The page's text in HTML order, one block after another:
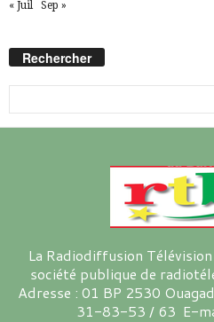
« Juil Sep »
Rechercher
La Radiodiffusion
société publique de
Adresse : 01 BP 2530
31-83-53 / 63 E-